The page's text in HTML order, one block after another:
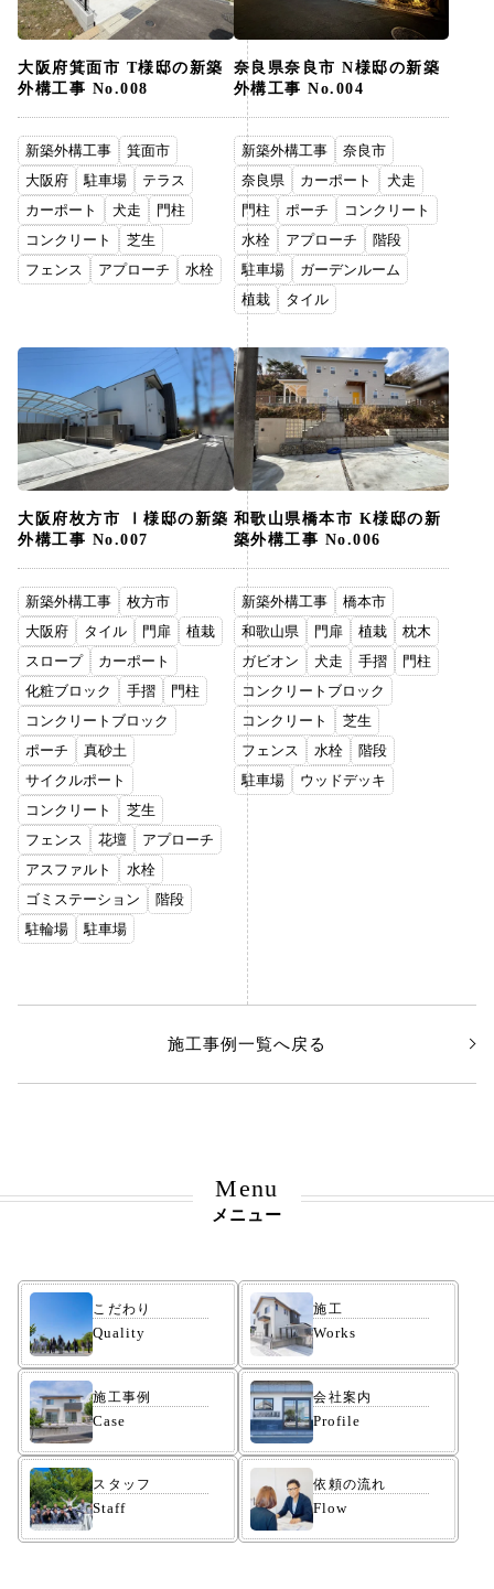
大阪府箕面市 T様邸の新築
外構工事 No.008
新築外構工事
箕面市
大阪府
駐車場
テラス
カーポート
犬走
門柱
コンクリート
芝生
フェンス
アプローチ 水栓
奈良県奈良市 N様邸の新築
外構工事 No.004
新築外構工事
奈良市
奈良県
カーポート
犬走
門柱
ポーチ
コンクリート
水栓
アプローチ
階段
駐車場
ガーデンルーム
植栽
タイル
大阪府枚方市 Ⅰ様邸の新築
外構工事 No.007
新築外構工事
枚方市
大阪府
タイル 門扉
植栽
スロープ
カーポート
化粧ブロック
手摺
門柱
コンクリートブロック
ポーチ
真砂土
サイクルポート
コンクリート
芝生
フェンス
花壇
アプローチ
アスファルト
水栓
ゴミステーション
階段
駐輪場
駐車場
和歌山県橋本市 K様邸の新
築外構工事 No.006
新築外構工事
橋本市
和歌山県
門扉 植栽
枕木
ガビオン
犬走 手摺
門柱
コンクリートブロック
コンクリート
芝生
フェンス
水栓
階段
駐車場
ウッドデッキ
施工事例一覧へ戻る
Menu
メニュー
こだわり
Quality
施工
Works
施工事例
Case
会社案内
Profile
スタッフ
Staff
依頼の流れ
Flow